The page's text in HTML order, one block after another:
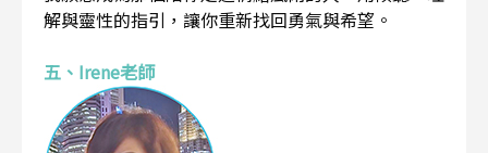
解與靈性的指引，讓你重新找回勇氣與希望。
五、Irene老師